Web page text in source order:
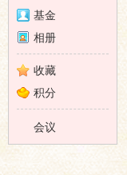
›
基金
相册
收藏
积分
会议